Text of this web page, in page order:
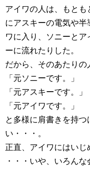
アイワの人は、もとも
にアスキーの電気や半
ワに入り、ソニーと
ーに流れたりした。
だから、そのあたりの
「元ソニーです。」
「元アスキーです。」
「元アイワです。」
と多様に肩書きを持
い・・・。
正直、アイワにはいじ
・・・いや、いろんな